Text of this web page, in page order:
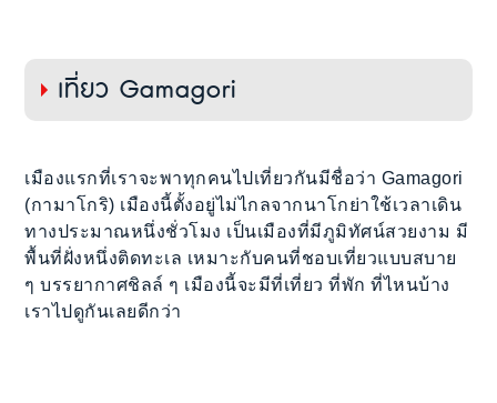
เที่ยว Gamagori
เมืองแรกที่เราจะพาทุกคนไปเที่ยวกันมีชื่อว่า Gamagori
(กามาโกริ) เมืองนี้ตั้งอยู่ไม่ไกลจากนาโกย่าใช้เวลาเดิน
ทางประมาณหนึ่งชั่วโมง เป็นเมืองที่มีภูมิทัศน์สวยงาม มี
พื้นที่ฝั่งหนึ่งติดทะเล เหมาะกับคนที่ชอบเที่ยวแบบสบาย
ๆ บรรยากาศชิลล์ ๆ เมืองนี้จะมีที่เที่ยว ที่พัก ที่ไหนบ้าง
เราไปดูกันเลยดีกว่า